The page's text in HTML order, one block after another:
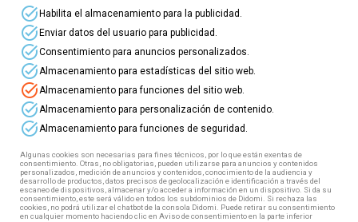
Gratuito plazas disponibles
Operaciones auxiliares de
servicios administrativos y
generales ADGG0408 -
Certificado Profesional nivel
1
Inscríbete Ver detalles
task_altHabilita el almacenamiento para la publicidad.
task_altEnviar datos del usuario para publicidad.
task_altConsentimiento para anuncios personalizados.
task_alt Almacenamiento para estadísticas del sitio web.
task_alt Almacenamiento para funciones del sitio web.
task_alt Almacenamiento para personalización de contenido.
task_alt Almacenamiento para funciones de seguridad.
Algunas cookies son necesarias para fines técnicos, por lo que están exentas de
consentimiento. Otras, no obligatorias, pueden utilizarse para anuncios y contenidos
personalizados, medición de anuncios y contenidos, conocimiento de la audiencia y
desarrollo de productos, datos precisos de geolocalización e identificación a través del
escaneo de dispositivos, almacenar y/o acceder a información en un dispositivo. Si da su
consentimiento, este será válido en todos los subdominios de Didomi. Si rechaza las
cookies, no podrá utilizar el chatbot de la consola Didomi. Puede retirar su consentimiento
en cualquier momento haciendo clic en Aviso de consentimiento en la parte inferior